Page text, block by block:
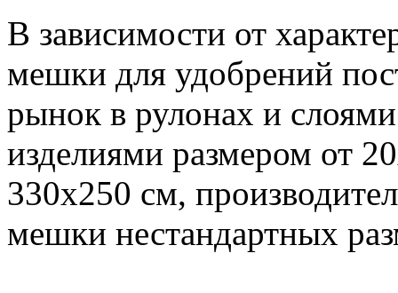
В зависимости от
мешки для удобрений
рынок в рулонах и
изделиями размером от
330х250 см,
мешки нестандартных